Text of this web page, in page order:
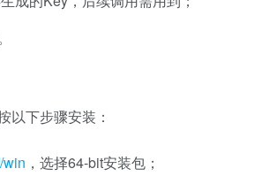
以下步骤安装：
win ，选择64-bit安装包；